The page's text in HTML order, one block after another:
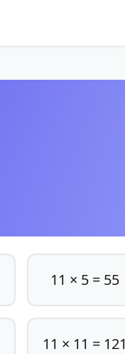
11 × 5 = 55
11 × 11 = 121